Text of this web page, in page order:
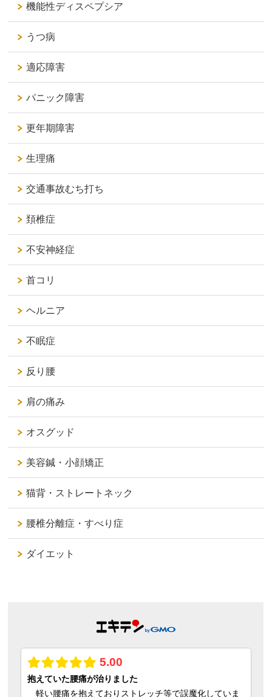
機能性ディスペプシア
うつ病
適応障害
パニック障害
更年期障害
生理痛
交通事故むち打ち
頚椎症
不安神経症
首コリ
ヘルニア
不眠症
反り腰
肩の痛み
オスグッド
美容鍼・小顔矯正
猫背・ストレートネック
腰椎分離症・すべり症
ダイエット